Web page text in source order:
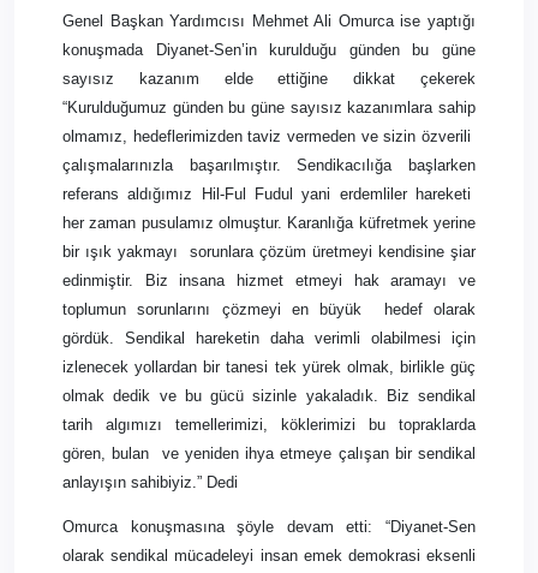
Genel Başkan Yardımcısı Mehmet Ali Omurca ise yaptığı
konuşmada Diyanet-Sen’in kurulduğu günden bu güne
sayısız kazanım elde ettiğine dikkat çekerek
“Kurulduğumuz günden bu güne sayısız kazanımlara sahip
olmamız, hedeflerimizden taviz vermeden ve sizin özverili
çalışmalarınızla başarılmıştır. Sendikacılığa başlarken
referans aldığımız Hil-Ful Fudul yani erdemliler hareketi
her zaman pusulamız olmuştur. Karanlığa küfretmek yerine
bir ışık yakmayı
sorunlara çözüm üretmeyi kendisine şiar
edinmiştir. Biz insana hizmet etmeyi hak aramayı ve
toplumun sorunlarını çözmeyi en büyük
hedef olarak
gördük. Sendikal hareketin daha verimli olabilmesi için
izlenecek yollardan bir tanesi tek yürek olmak, birlikle güç
olmak dedik ve bu gücü sizinle yakaladık. Biz sendikal
tarih algımızı temellerimizi, köklerimizi bu topraklarda
gören, bulan
ve yeniden ihya etmeye çalışan bir sendikal
anlayışın sahibiyiz.” Dedi
Omurca konuşmasına şöyle devam etti: “Diyanet-Sen
olarak sendikal mücadeleyi insan emek demokrasi eksenli